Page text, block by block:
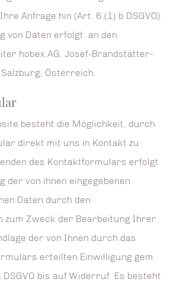
Anfrage hin (Art. 6 (1) b DSGVO).
von Daten erfolgt: an den
hobex AG, Josef-Brandstätter-
Österreich.
besteht die Möglichkeit, durch
direkt mit uns in Kontakt zu
des Kontaktformulars erfolgt
der von ihnen eingegebenen
Daten durch den
zum Zweck der Bearbeitung Ihrer
der von Ihnen durch das
erteilten Einwilligung gem.
bis auf Widerruf. Es besteht